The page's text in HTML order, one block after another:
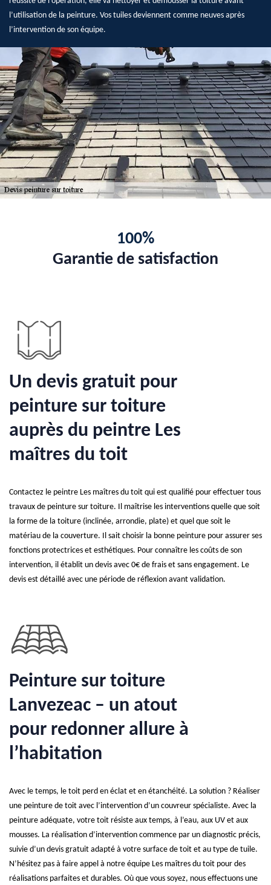
l’utilisation de la peinture. Vos tuiles deviennent comme neuves après
l’intervention de son équipe.
100%
Garantie de satisfaction
Un devis gratuit pour
peinture sur toiture
auprès du peintre Les
maîtres du toit
Contactez le peintre Les maîtres du toit qui est qualifié pour effectuer tous
travaux de peinture sur toiture. Il maîtrise les interventions quelle que soit
la forme de la toiture (inclinée, arrondie, plate) et quel que soit le
matériau de la couverture. Il sait choisir la bonne peinture pour assurer ses
fonctions protectrices et esthétiques. Pour connaître les coûts de son
intervention, il établit un devis avec 0€ de frais et sans engagement. Le
devis est détaillé avec une période de réflexion avant validation.
Peinture sur toiture
Lanvezeac – un atout
pour redonner allure à
l’habitation
Avec le temps, le toit perd en éclat et en étanchéité. La solution ? Réaliser
une peinture de toit avec l’intervention d’un couvreur spécialiste. Avec la
peinture adéquate, votre toit résiste aux temps, à l’eau, aux UV et aux
mousses. La réalisation d’intervention commence par un diagnostic précis,
suivie d’un devis gratuit adapté à votre surface de toit et au type de tuile.
N’hésitez pas à faire appel à notre équipe Les maîtres du toit pour des
réalisations parfaites et durables. Où que vous soyez, nous effectuons une